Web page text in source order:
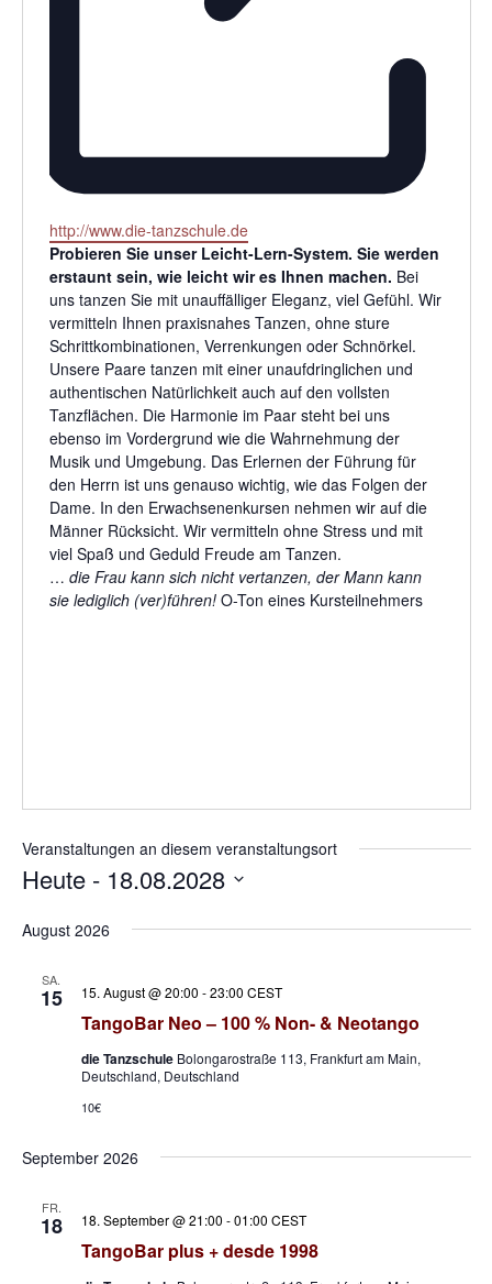
Webseite
http://www.die-tanzschule.de
Probieren Sie unser Leicht-Lern-System. Sie werden
erstaunt sein, wie leicht wir es Ihnen machen. Bei
uns tanzen Sie mit unauffälliger Eleganz, viel Gefühl. Wir
vermitteln Ihnen praxisnahes Tanzen, ohne sture
Schrittkombinationen, Verrenkungen oder Schnörkel.
Unsere Paare tanzen mit einer unaufdringlichen und
authentischen Natürlichkeit auch auf den vollsten
Tanzflächen. Die Harmonie im Paar steht bei uns
ebenso im Vordergrund wie die Wahrnehmung der
Musik und Umgebung. Das Erlernen der Führung für
den Herrn ist uns genauso wichtig, wie das Folgen der
Dame. In den Erwachsenenkursen nehmen wir auf die
Männer Rücksicht. Wir vermitteln ohne Stress und mit
viel Spaß und Geduld Freude am Tanzen.
… die Frau kann sich nicht vertanzen, der Mann kann
sie lediglich (ver)führen!O-Ton eines Kursteilnehmers
Veranstaltungen an diesem veranstaltungsort
Heute - 18.08.2028
wählen.
August 2026
SA.
15
TangoBar Neo – 100 % Non- & Neotango
15. August @ 20:00 -23:00 CEST
die Tanzschule Bolongarostraße 113, Frankfurt am Main,
Deutschland, Deutschland
10€
September 2026
FR.
18
TangoBar plus + desde 1998
18. September @ 21:00 -01:00 CEST